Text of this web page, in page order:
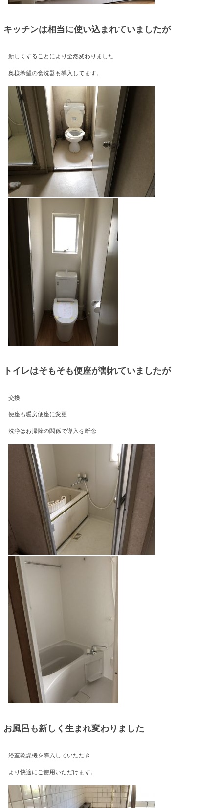
キッチンは相当に使い込まれていましたが
新しくすることにより全然変わりました
奥様希望の食洗器も導入してます。
トイレはそもそも便座が割れていましたが
交換
便座も暖房便座に変更
洗浄はお掃除の関係で導入を断念
お風呂も新しく生まれ変わりました
浴室乾燥機を導入していただき
より快適にご使用いただけます。